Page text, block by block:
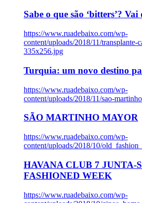
Sabe o que são ‘bitters’?
https://www.ruadebaixo.com/wp-
content/uploads/2018/11/transplante-
335x256.jpg
Turquia: um novo destino
https://www.ruadebaixo.com/wp-
content/uploads/2018/11/sao-
SÃO MARTINHO MAYOR
https://www.ruadebaixo.com/wp-
content/uploads/2018/10/
HAVANA CLUB 7 JUNTA-
FASHIONED WEEK
https://www.ruadebaixo.com/wp-